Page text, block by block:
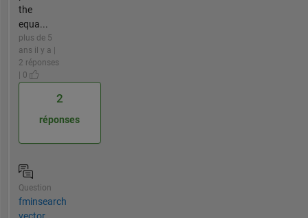
the
equa...
plus de 5
ans il y a |
2 réponses
| 0
2
réponses
Question
fminsearch
vector